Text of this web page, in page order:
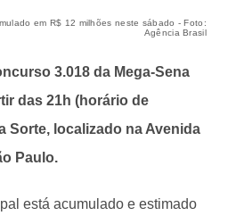
em R$ 12 milhões neste sábado - Foto:
Agência Brasil
3.018 da Mega-Sena
das 21h (horário de
Sorte, localizado na Avenida
Paulo.
está acumulado e estimado